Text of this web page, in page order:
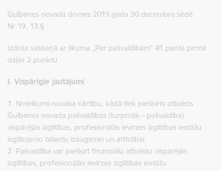
Gulbenes novada domes 2019.gada 30.decembra sēdē
Nr.19, 13.§
Izdota saskaņā ar likuma „Par pašvaldībām” 41.panta pirmā
daļas 2.punktu
I. Vispārīgie jautājumi
1. Noteikumi nosaka kārtību, kādā tiek piešķirts atbalsts
Gulbenes novada pašvaldības (turpmāk – pašvaldība)
vispārējās izglītības, profesionālās ievirzes izglītības iestāžu
izglītojamo talantu izaugsmei un attīstībai.
2. Pašvaldība var piešķirt finansiālu atbalstu vispārējās
izglītības, profesionālās ievirzes izglītības iestāžu